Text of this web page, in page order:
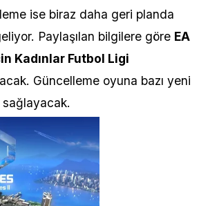
ise biraz daha geri planda
Paylaşılan bilgilere göre EA
Kadınlar Futbol Ligi
Güncelleme oyuna bazı yeni